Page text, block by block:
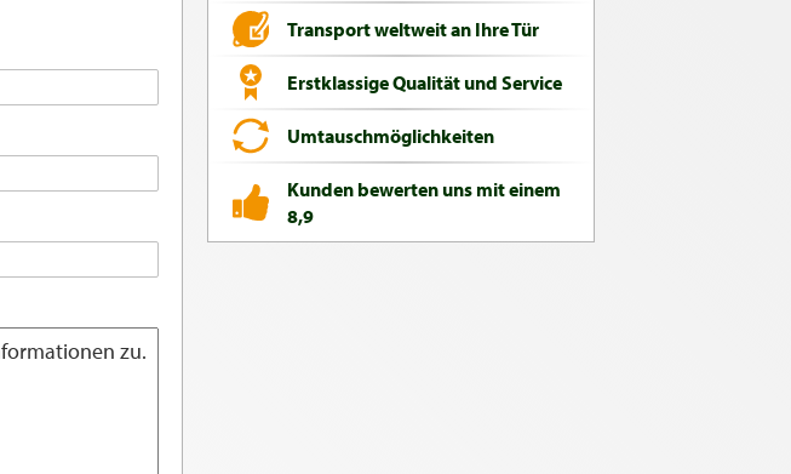
Transport weltweit an Ihre Tür
Erstklassige Qualität und Service
Umtauschmöglichkeiten
Kunden bewerten uns mit einem
8,9